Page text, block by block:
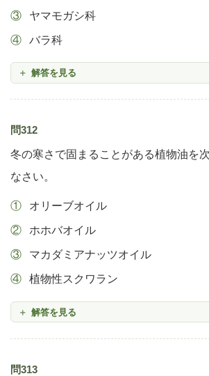
ヤマモガシ科
バラ科
解答を見る
問312
冬の寒さで固まることがある植物油を
なさい。
オリーブオイル
ホホバオイル
マカダミアナッツオイル
植物性スクワラン
解答を見る
問313